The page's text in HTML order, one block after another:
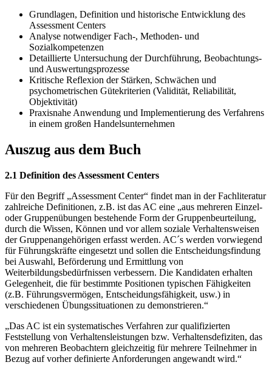
Grundlagen, Definition und historische Entwicklung des
Assessment Centers
Analyse notwendiger Fach-, Methoden- und
Sozialkompetenzen
Detaillierte Untersuchung der Durchführung, Beobachtungs-
und Auswertungsprozesse
Kritische Reflexion der Stärken, Schwächen und
psychometrischen Gütekriterien (Validität, Reliabilität,
Objektivität)
Praxisnahe Anwendung und Implementierung des Verfahrens
in einem großen Handelsunternehmen
Auszug aus dem Buch
2.1 Definition des Assessment Centers
Für den Begriff „Assessment Center“ findet man in der Fachliteratur
zahlreiche Definitionen, z.B. ist das AC eine „aus mehreren Einzel-
oder Gruppenübungen bestehende Form der Gruppenbeurteilung,
durch die Wissen, Können und vor allem soziale Verhaltensweisen
der Gruppenangehörigen erfasst werden. AC´s werden vorwiegend
für Führungskräfte eingesetzt und sollen die Entscheidungsfindung
bei Auswahl, Beförderung und Ermittlung von
Weiterbildungsbedürfnissen verbessern. Die Kandidaten erhalten
Gelegenheit, die für bestimmte Positionen typischen Fähigkeiten
(z.B. Führungsvermögen, Entscheidungsfähigkeit, usw.) in
verschiedenen Übungssituationen zu demonstrieren.“
„Das AC ist ein systematisches Verfahren zur qualifizierten
Feststellung von Verhaltensleistungen bzw. Verhaltensdefiziten, das
von mehreren Beobachtern gleichzeitig für mehrere Teilnehmer in
Bezug auf vorher definierte Anforderungen angewandt wird.“